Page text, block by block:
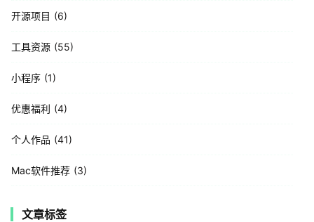
开源项目 6
工具资源 55
小程序 1
优惠福利 4
个人作品 41
Mac软件推荐 3
文章标签